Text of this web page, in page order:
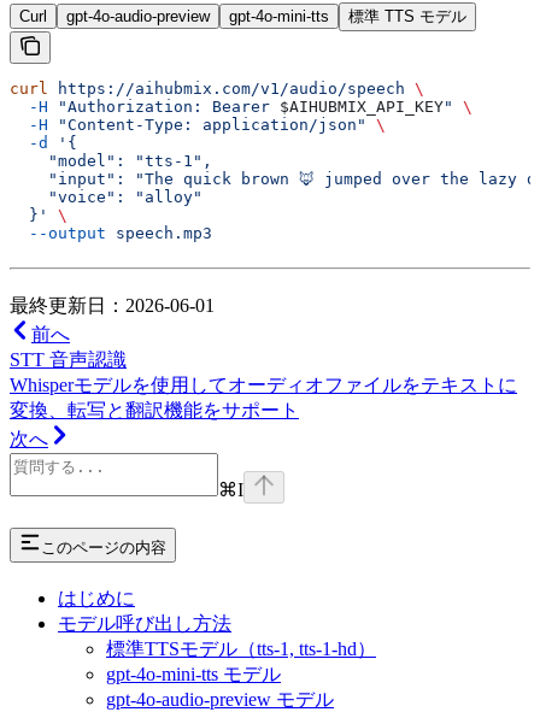
Curl gpt-4o-audio-preview gpt-4o-mini-tts 標準 TTS モデル
curl https://aihubmix.com/v1/audio/speech \
  -H
"Authorization: Bearer $AIHUBMIX_API_KEY"
\
  -H
"Content-Type: application/json"
\
  -d
'{
    "model": "tts-1",
"input": "The quick brown 🦊 jumped over the lazy
    "voice": "alloy"
  }'
\
  --output
speech.mp3
最終更新日：2026-06-01
前へ
STT 音声認識
Whisperモデルを使用してオーディオファイルをテキストに
変換、転写と翻訳機能をサポート
次へ
⌘I
このページの内容
はじめに
モデル呼び出し方法
標準TTSモデル（tts-1, tts-1-hd）
gpt-4o-mini-tts モデル
gpt-4o-audio-preview モデル